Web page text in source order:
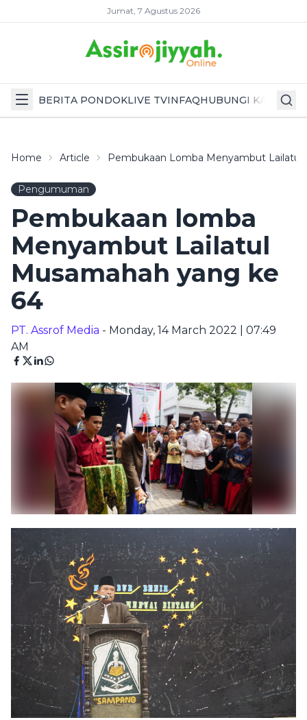
Jumat, 7 Agustus 2026
BERITA PONDOKLIVE TVINFAQHUBUNGI KAMI
Home Article Pembukaan Lomba Menyambut Lailatul
Pengumuman
Pembukaan lomba
Menyambut Lailatul
Musamahah yang ke
64
PT. Assrof Media - Monday, 14 March 2022 | 07:49
AM